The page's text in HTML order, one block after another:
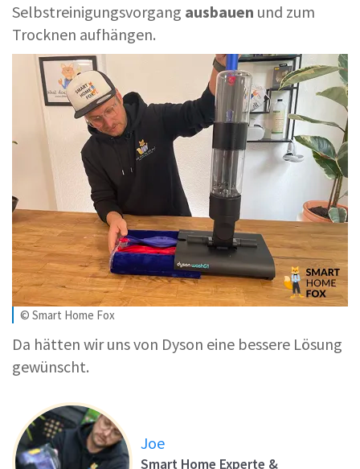
Selbstreinigungsvorgang ausbauen und zum
Trocknen aufhängen.
© Smart Home Fox
Da hätten wir uns von Dyson eine bessere Lösung
gewünscht.
Joe
Smart Home Experte &